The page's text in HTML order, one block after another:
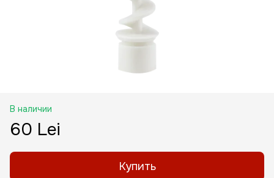
В наличии
60 Lei
Купить